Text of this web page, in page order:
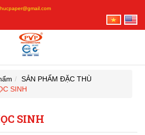
SẢN PHẨM ĐẶC THÙ
SINH
SINH